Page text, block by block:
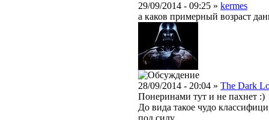
29/09/2014 - 09:25 » kermes
а каков примерный возраст
28/09/2014 - 20:04 » The Dark
Понеринами тут и не пахнет :)
До вида такое чудо